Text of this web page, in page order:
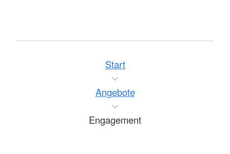
Start
Angebote
Engagement